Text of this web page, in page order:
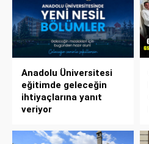
Anadolu Üniversitesi
eğitimde geleceğin
ihtiyaçlarına yanıt
veriyor